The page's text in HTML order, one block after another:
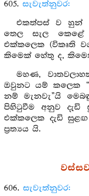
605. සැවැත්නුවර:
එකත්පස් ව හුන්
තෙල සැල කෙළේ
එක්කලෙක (විකෘති
කිමෙක් හේතු ද, කිමෙක්
මහණ,
ඔවුනට යම් කලෙක
නම් මැනවැ”යි
පිහිටුවීම අනුව
එක්කලෙක දැඩි
ප්‍රත්‍යය යි.
606. සැවැත්නුවර: